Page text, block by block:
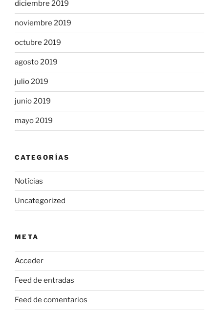
diciembre 2019
noviembre 2019
octubre 2019
agosto 2019
julio 2019
junio 2019
mayo 2019
CATEGORÍAS
Notícias
Uncategorized
META
Acceder
Feed de entradas
Feed de comentarios